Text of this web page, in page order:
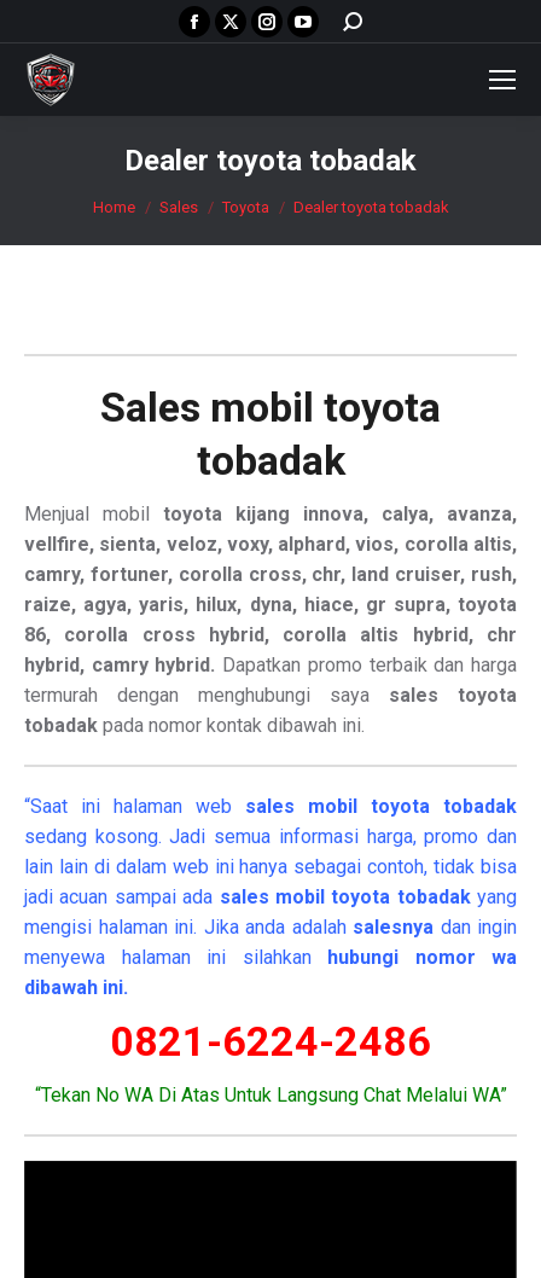
Facebook
page
new
window
X
page
window
Instagram
page
new
window
YouTube
page
new
window
Search:
Dealer toyota tobadak
You are here:
Home Sales Toyota Dealer toyota tobadak
Sales mobil toyota
tobadak
Menjual mobil toyota kijang innova, calya, avanza,
vellfire, sienta, veloz, voxy, alphard, vios, corolla altis,
camry, fortuner, corolla cross, chr, land cruiser, rush,
raize, agya, yaris, hilux, dyna, hiace, gr supra, toyota
86, corolla cross hybrid, corolla altis hybrid, chr
hybrid, camry hybrid. Dapatkan promo terbaik dan harga
termurah dengan menghubungi saya sales toyota
tobadak pada nomor kontak dibawah ini.
“Saat ini halaman web sales mobil toyota tobadak
sedang kosong. Jadi semua informasi harga, promo dan
lain lain di dalam web ini hanya sebagai contoh, tidak bisa
jadi acuan sampai ada sales mobil toyota tobadak yang
mengisi halaman ini. Jika anda adalah salesnya dan ingin
menyewa halaman ini silahkan hubungi nomor wa
dibawah ini.
0821-6224-2486
“Tekan No WA Di Atas Untuk Langsung Chat Melalui WA”